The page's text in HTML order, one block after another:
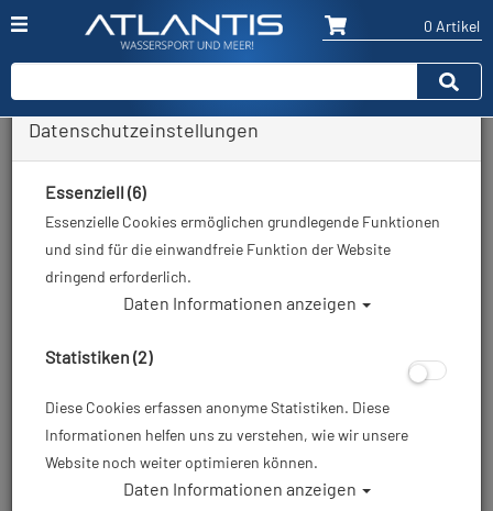
0 Artikel
Zurück
Datenschutzeinstellungen
Essenziell (6)
Essenzielle Cookies ermöglichen grundlegende Funktionen
und sind für die einwandfreie Funktion der Website
dringend erforderlich.
Daten Informationen anzeigen
Statistiken (2)
Diese Cookies erfassen anonyme Statistiken. Diese
Informationen helfen uns zu verstehen, wie wir unsere
Website noch weiter optimieren können.
Daten Informationen anzeigen